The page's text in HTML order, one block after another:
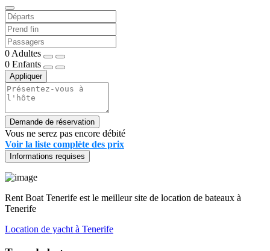
0 Adultes
0 Enfants
Appliquer
Demande de réservation
Vous ne serez pas encore débité
Voir la liste complète des prix
Informations requises
Rent Boat Tenerife est le meilleur site de location de bateaux à
Tenerife
Location de yacht à Tenerife